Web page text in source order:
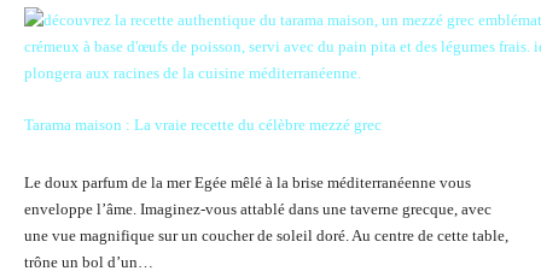
Tarama maison : La vraie recette du célèbre mezzé grec
Le doux parfum de la mer Egée mêlé à la brise méditerranéenne vous
enveloppe l’âme. Imaginez-vous attablé dans une taverne grecque, avec
une vue magnifique sur un coucher de soleil doré. Au centre de cette table,
trône un bol d’un…